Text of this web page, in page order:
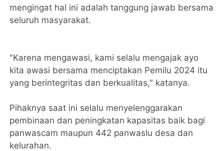
mengingat hal ini adalah tanggung jawab bersama
seluruh masyarakat.
"Karena mengawasi, kami selalu mengajak ayo
kita awasi bersama menciptakan Pemilu 2024 itu
yang berintegritas dan berkualitas," katanya.
Pihaknya saat ini selalu menyelenggarakan
pembinaan dan peningkatan kapasitas baik bagi
panwascam maupun 442 panwaslu desa dan
kelurahan.